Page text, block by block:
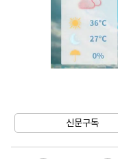
신문구독